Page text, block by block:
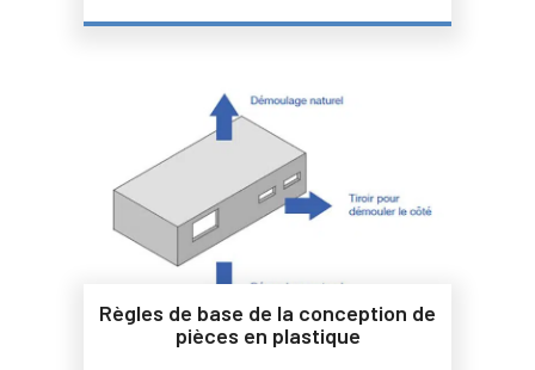
Règles de base de la conception de
pièces en plastique